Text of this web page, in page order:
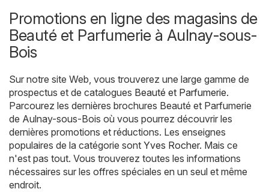
Promotions en ligne des magasins de
Beauté et Parfumerie à Aulnay-sous-
Bois
Sur notre site Web, vous trouverez une large gamme de
prospectus et de catalogues Beauté et Parfumerie.
Parcourez les dernières brochures Beauté et Parfumerie
de Aulnay-sous-Bois où vous pourrez découvrir les
dernières promotions et réductions. Les enseignes
populaires de la catégorie sont Yves Rocher. Mais ce
n'est pas tout. Vous trouverez toutes les informations
nécessaires sur les offres spéciales en un seul et même
endroit.